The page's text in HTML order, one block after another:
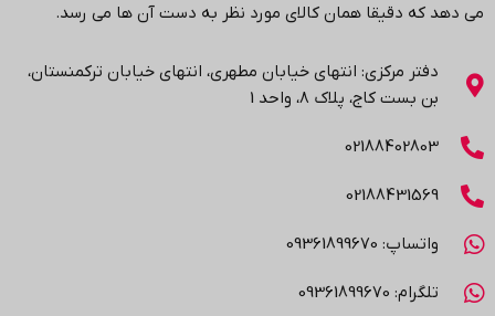
می دهد که دقیقا همان کالای مورد نظر به دست آن ها می رسد.
دفتر مرکزی: انتهاي خیابان مطهری، انتهاي خیابان ترکمنستان،
بن بست کاج، پلاک ۸، واحد 1
02188402803
02188431569
واتساپ: 09361899670
تلگرام: 09361899670